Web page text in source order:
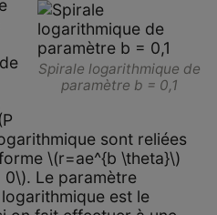
Spirale logarithmique de
paramètre b = 0,1
sont reliées
\(r=ae^{b \theta}\)
Le paramètre
est le